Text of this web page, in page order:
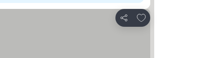
Compartir
Añadir a favoritos